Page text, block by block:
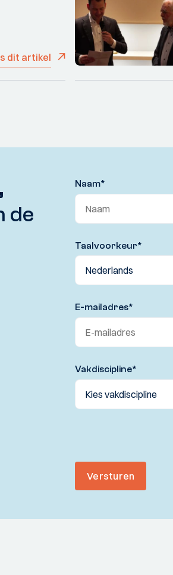
dit artikel
de
Naam*
Taalvoorkeur*
E-mailadres*
Vakdiscipline*
Versturen